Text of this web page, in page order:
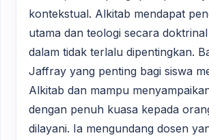
kontekstual. Alkitab mendapat
utama dan teologi secara
dalam tidak terlalu dipentingkan.
Jaffray yang penting bagi siswa
Alkitab dan mampu
dengan penuh kuasa kepada
dilayani. Ia mengundang dosen